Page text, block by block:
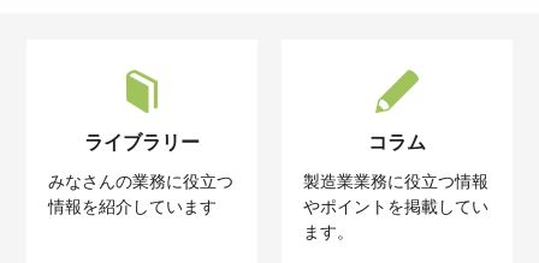
ライブラリー
みなさんの業務に役立つ
情報を紹介しています
コラム
製造業業務に役立つ情報
やポイントを掲載してい
ます。